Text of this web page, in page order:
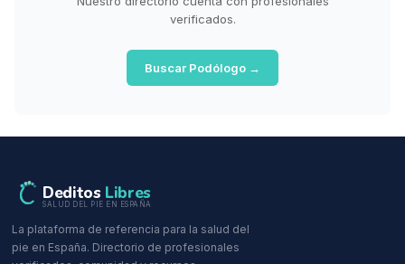
verificados.
Buscar Podólogo →
Deditos Libres
SALUD DEL PIE EN ESPAÑA
La plataforma de referencia para la salud del
pie en España. Directorio de profesionales